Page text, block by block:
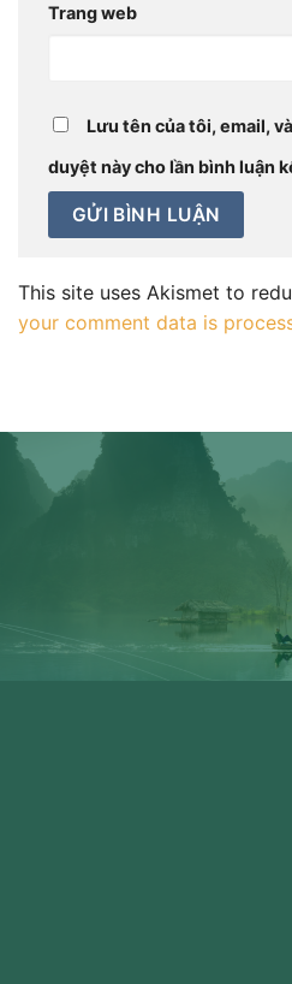
Trang web
Lưu tên của tôi, email,
duyệt này cho lần bình luận
This site uses Akismet to
your comment data is